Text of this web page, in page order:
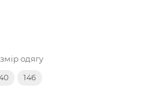
одягу
146